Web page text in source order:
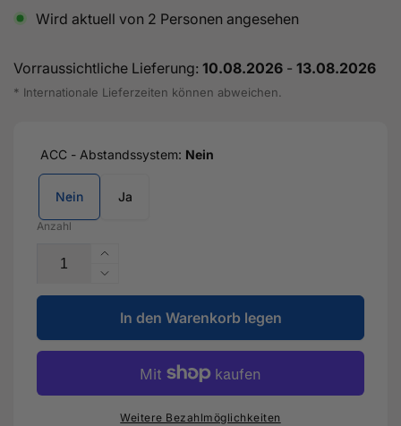
Wird aktuell von 2 Personen angesehen
Vorraussichtliche Lieferung: 10.08.2026 - 13.08.2026
* Internationale Lieferzeiten können abweichen.
ACC - Abstandssystem: Nein
Nein Ja
Anzahl
Erhöhe
die
Menge
für
RACE
SERIES
Ladeluftkühler
+
80mm
Verringere
die
Menge
für
RACE
SERIES
Ladeluftkühler
In den Warenkorb legen
Weitere Bezahlmöglichkeiten